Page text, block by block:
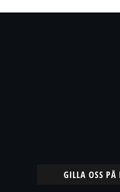
GILLA OSS PÅ